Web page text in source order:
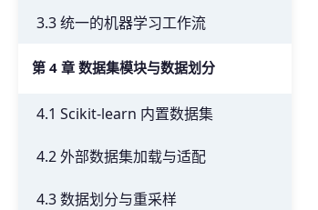
3.3 统一的机器学习工作流
第 4 章 数据集模块与数据划分
4.1 Scikit-learn 内置数据集
4.2 外部数据集加载与适配
4.3 数据划分与重采样